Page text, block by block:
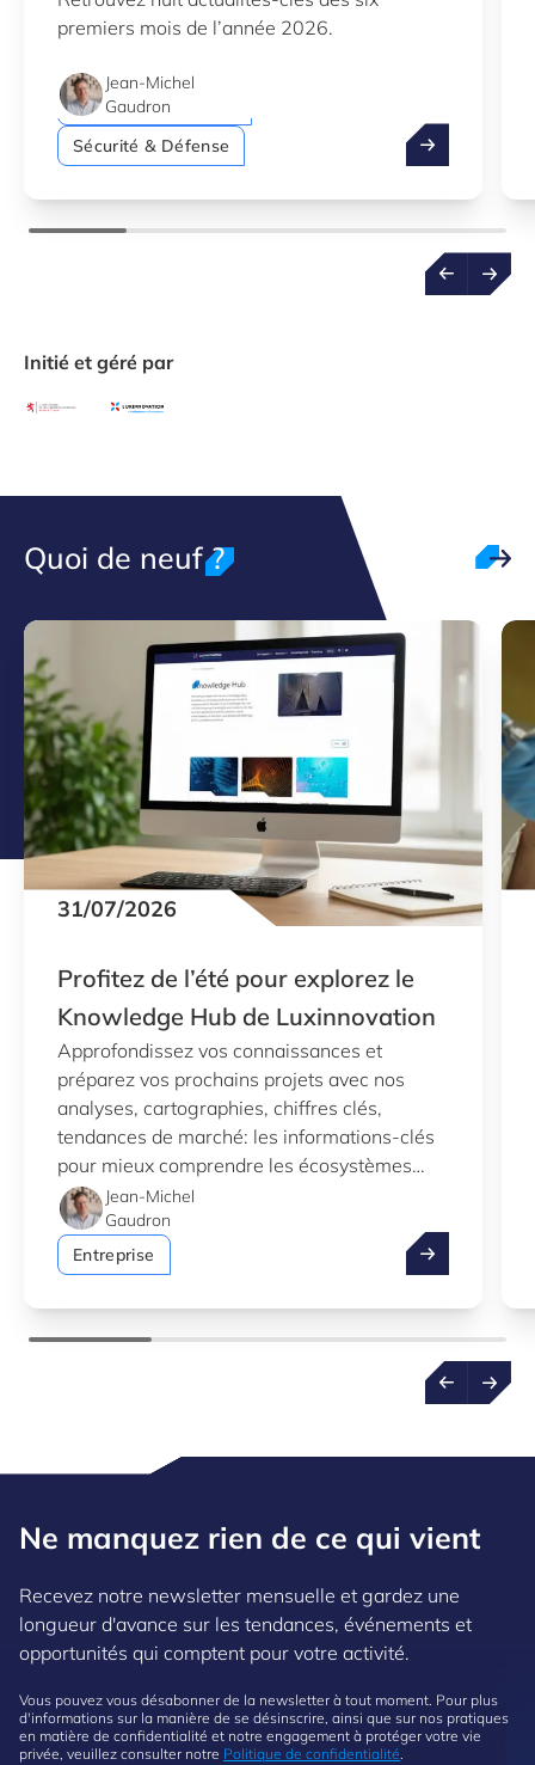
premiers mois de l’année 2026.
Jean-Michel
Gaudron
Sécurité & Défense
Startups & Scaleups
Intelligence artificielle (IA)
Le meilleur
Initié et géré par
Quoi de neuf ?
31/07/2026
Profitez de l’été pour explorez le
Knowledge Hub de Luxinnovation
Approfondissez vos connaissances et
préparez vos prochains projets avec nos
analyses, cartographies, chiffres clés,
tendances de marché: les informations-clés
pour mieux comprendre les écosystèmes
d’innovation au Luxembourg.
Jean-Michel
Gaudron
Entreprise
Profitez de
Ne manquez rien de ce qui vient
Recevez notre newsletter mensuelle et gardez une
longueur d'avance sur les tendances, événements et
opportunités qui comptent pour votre activité.
Vous pouvez vous désabonner de la newsletter à tout moment. Pour plus
d'informations sur la manière de se désinscrire, ainsi que sur nos pratiques
en matière de confidentialité et notre engagement à protéger votre vie
privée, veuillez consulter notre Politique de confidentialité.